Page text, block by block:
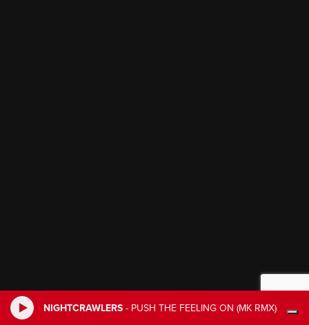
NIGHTCRAWLERS - PUSH THE FEELING ON (MK RMX)